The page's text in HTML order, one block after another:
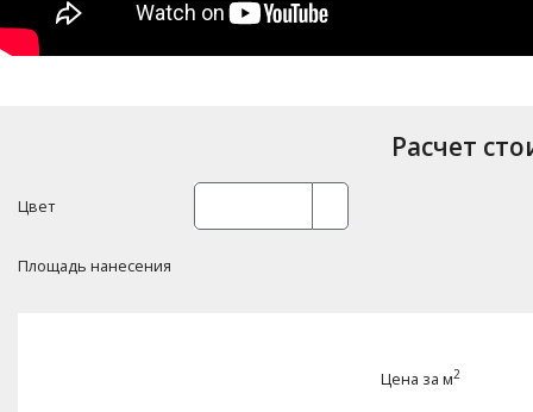
Расчет
Цвет
Площадь нанесения
Цена за м2